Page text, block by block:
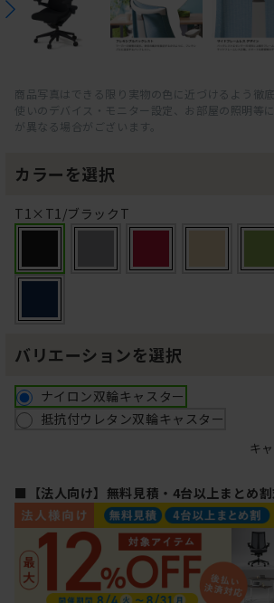
商品写真はできる限り実物の色に近づけるよう徹
使いのデバイス・モニター設定、お部屋の照明等
が異なる場合がございます。
カラーを選択
T1×T1/ブラックT
バリエーションを選択
ナイロン双輪キャスター
抵抗付ウレタン双輪キャスター
キ
■【法人向け】無料見積・4台以上まとめ